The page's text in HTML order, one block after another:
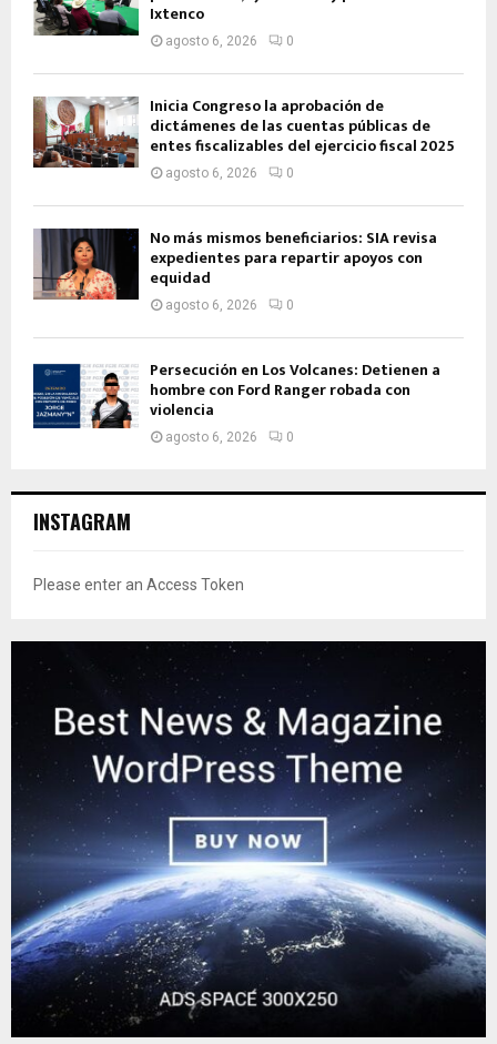
Ixtenco
agosto 6, 2026 0
Inicia Congreso la aprobación de
dictámenes de las cuentas públicas de
entes fiscalizables del ejercicio fiscal 2025
agosto 6, 2026 0
No más mismos beneficiarios: SIA revisa
expedientes para repartir apoyos con
equidad
agosto 6, 2026 0
Persecución en Los Volcanes: Detienen a
hombre con Ford Ranger robada con
violencia
agosto 6, 2026 0
INSTAGRAM
Please enter an Access Token